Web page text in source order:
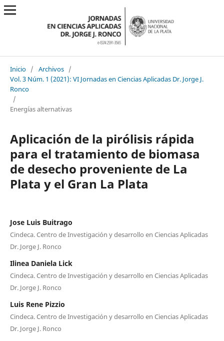
Inicio / Archivos /
Vol. 3 Núm. 1 (2021): VI Jornadas en Ciencias Aplicadas Dr. Jorge J.
Ronco
/
Energías alternativas
Aplicación de la pirólisis rápida
para el tratamiento de biomasa
de desecho proveniente de La
Plata y el Gran La Plata
Jose Luis Buitrago
Cindeca. Centro de Investigación y desarrollo en Ciencias Aplicadas
Dr. Jorge J. Ronco
Ilinea Daniela Lick
Cindeca. Centro de Investigación y desarrollo en Ciencias Aplicadas
Dr. Jorge J. Ronco
Luis Rene Pizzio
Cindeca. Centro de Investigación y desarrollo en Ciencias Aplicadas
Dr. Jorge J. Ronco